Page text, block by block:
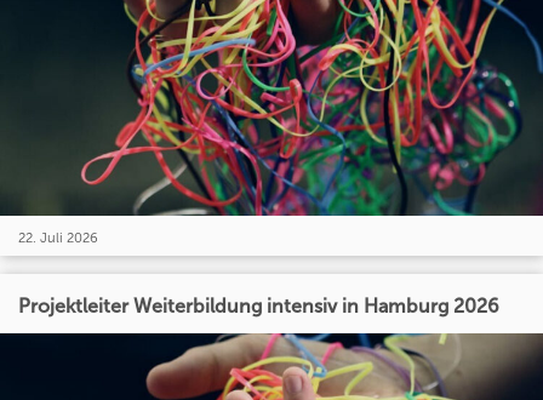
22. Juli 2026
Projektleiter Weiterbildung intensiv in Hamburg 2026